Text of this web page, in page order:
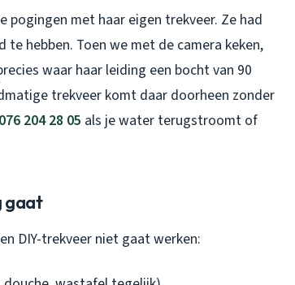
pogingen met haar eigen trekveer. Ze had
hebben. Toen we met de camera keken,
waar haar leiding een bocht van 90
trekveer komt daar doorheen zonder
076 204 28 05 als je water terugstroomt of
gaat
DIY-trekveer niet gaat werken: